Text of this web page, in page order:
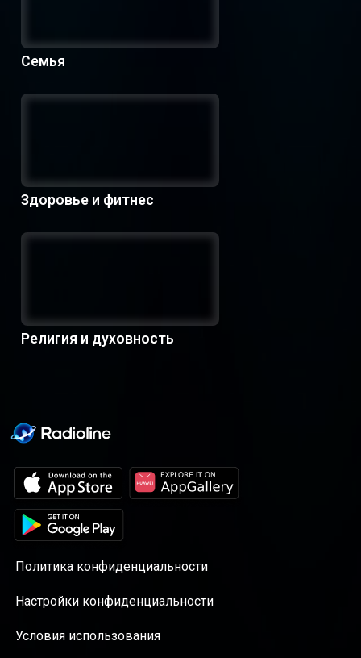
Семья
Здоровье и фитнес
Религия и духовность
Политика конфиденциальности
Настройки конфиденциальности
Условия использования